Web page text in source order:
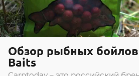
Обзор рыбных
Baits